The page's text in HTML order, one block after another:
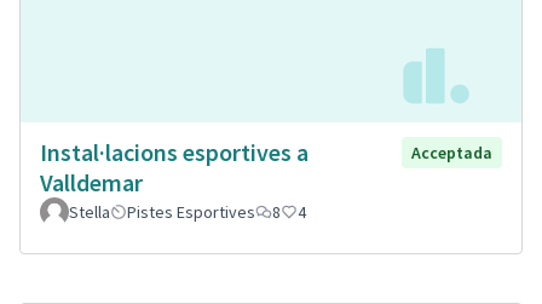
Instal·lacions esportives a
Valldemar
Acceptada
Stella Pistes Esportives 8 4